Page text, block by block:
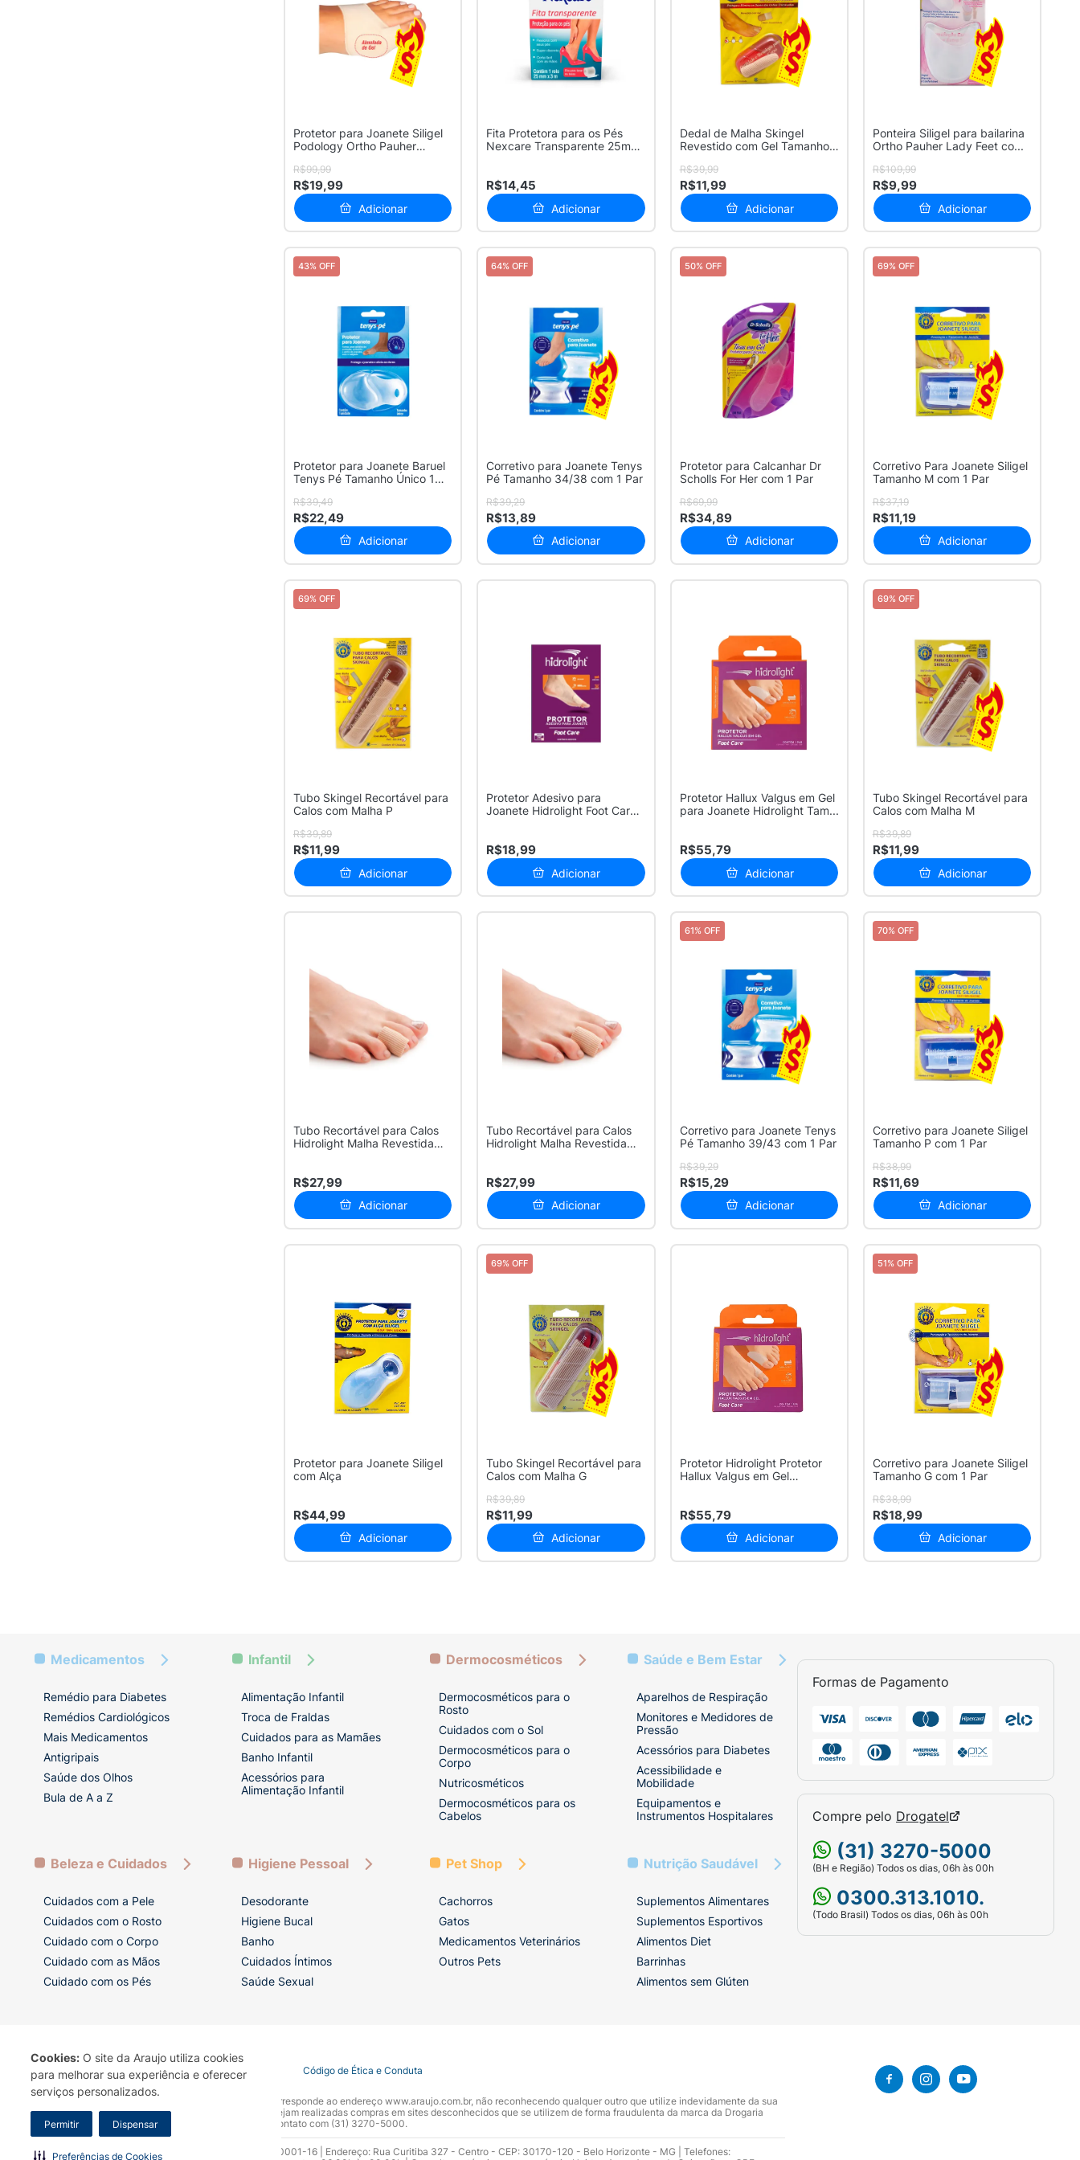
Cookies: O site da Araujo utiliza cookies
para melhorar sua experiência e oferecer
serviços personalizados.
Permitir Dispensar
Preferências de Cookies
Protetor para Joanete Siligel
Podology Ortho Pauher
R$99,99
R$19,99
Adicionar
Fita Protetora para os Pés
Nexcare Transparente 25mm
R$14,45
Adicionar
Dedal de Malha Skingel
Revestido com Gel Tamanho
R$39,99
R$11,99
Adicionar
Ponteira Siligel para bailarina
Ortho Pauher Lady Feet co...
R$109,99
R$9,99
Adicionar
43% OFF
Protetor para Joanete Baruel
Tenys Pé Tamanho Único 1
R$39,49
R$22,49
Adicionar
64% OFF
Corretivo para Joanete Tenys
Pé Tamanho 34/38 com 1 Par
R$39,29
R$13,89
Adicionar
50% OFF
Protetor para Calcanhar Dr
Scholls For Her com 1 Par
R$69,99
R$34,89
Adicionar
69% OFF
Corretivo Para Joanete Siligel
Tamanho M com 1 Par
R$37,19
R$11,19
Adicionar
69% OFF
Tubo Skingel Recortável para
Calos com Malha P
R$39,89
R$11,99
Adicionar
Protetor Adesivo para
Joanete Hidrolight Foot Care
R$18,99
Adicionar
Protetor Hallux Valgus em Gel
para Joanete Hidrolight Tam...
R$55,79
Adicionar
69% OFF
Tubo Skingel Recortável para
Calos com Malha M
R$39,89
R$11,99
Adicionar
Tubo Recortável para Calos
Hidrolight Malha Revestida
R$27,99
Adicionar
Tubo Recortável para Calos
Hidrolight Malha Revestida
R$27,99
Adicionar
61% OFF
Corretivo para Joanete Tenys
Pé Tamanho 39/43 com 1 Par
R$39,29
R$15,29
Adicionar
70% OFF
Corretivo para Joanete Siligel
Tamanho P com 1 Par
R$38,99
R$11,69
Adicionar
Protetor para Joanete Siligel
com Alça
R$44,99
Adicionar
69% OFF
Tubo Skingel Recortável para
Calos com Malha G
R$39,89
R$11,99
Adicionar
Protetor Hidrolight Protetor
Hallux Valgus em Gel
R$55,79
Adicionar
51% OFF
Corretivo para Joanete Siligel
Tamanho G com 1 Par
R$38,99
R$18,99
Adicionar
Medicamentos
Remédio para Diabetes
Remédios Cardiológicos
Mais Medicamentos
Antigripais
Saúde dos Olhos
Bula de A a Z
Infantil
Alimentação Infantil
Troca de Fraldas
Cuidados para as Mamães
Banho Infantil
Acessórios para
Alimentação Infantil
Dermocosméticos
Dermocosméticos para o
Rosto
Cuidados com o Sol
Dermocosméticos para o
Corpo
Nutricosméticos
Dermocosméticos para os
Cabelos
Saúde e Bem Estar
Aparelhos de Respiração
Monitores e Medidores de
Pressão
Acessórios para Diabetes
Acessibilidade e
Mobilidade
Equipamentos e
Instrumentos Hospitalares
Beleza e Cuidados
Cuidados com a Pele
Cuidados com o Rosto
Cuidado com o Corpo
Cuidado com as Mãos
Cuidado com os Pés
Higiene Pessoal
Desodorante
Higiene Bucal
Banho
Cuidados Íntimos
Saúde Sexual
Pet Shop
Cachorros
Gatos
Medicamentos Veterinários
Outros Pets
Nutrição Saudável
Suplementos Alimentares
Suplementos Esportivos
Alimentos Diet
Barrinhas
Alimentos sem Glúten
Formas de Pagamento
Compre pelo Drogatel
(31) 3270-5000
(BH e Região) Todos os dias, 06h às 00h
0300.313.1010.
(Todo Brasil) Todos os dias, 06h às 00h
Termo de Uso Portal da Privacidade Covid-19 Código de Ética e Conduta
A Drogaria Araujo S/A informa que o seu site oficial corresponde ao endereço www.araujo.com.br, não reconhecendo qualquer outro que utilize indevidamente da sua
marca. Para sua segurança recomendamos que não sejam realizadas compras em sites desconhecidos que se utilizem de forma fraudulenta da marca da Drogaria
Araujo S.A. Em caso de dúvidas, gentileza entrar em contato com (31) 3270-5000.
Razão Social: Drogaria Araujo S.A | CNPJ: 17.256.512.0001-16 | Endereço: Rua Curitiba 327 - Centro - CEP: 30170-120 - Belo Horizonte - MG | Telefones: